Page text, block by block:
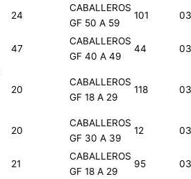
24
CABALLEROS
GF 50 A 59
101
47
CABALLEROS
GF 40 A 49
44
20
CABALLEROS
GF 18 A 29
118
20
CABALLEROS
GF 30 A 39
12
21
CABALLEROS
GF 18 A 29
95